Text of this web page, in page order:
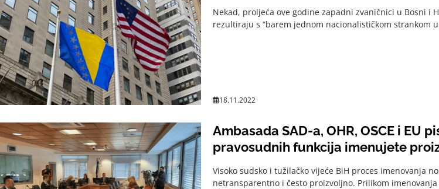
Nekad, proljeća ove godine zapadni zvaničnici u Bosni i
rezultiraju s “barem jednom nacionalističkom strankom
18.11.2022
Ambasada SAD-a, OHR, OSCE i EU
pravosudnih funkcija imenujete
Visoko sudsko i tužilačko vijeće BiH proces imenovanja
netransparentno i često proizvoljno. Prilikom